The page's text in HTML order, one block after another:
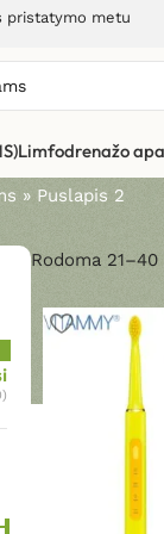
pristatymo metu
Limfodrenažo
» Puslapis 2
Rodoma 21–40